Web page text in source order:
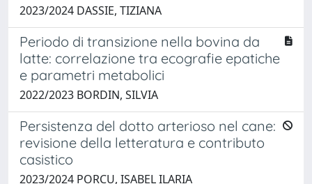
2023/2024 DASSIE, TIZIANA
Periodo di transizione nella bovina da
latte: correlazione tra ecografie epatiche
e parametri metabolici
2022/2023 BORDIN, SILVIA
Persistenza del dotto arterioso nel cane:
revisione della letteratura e contributo
casistico
2023/2024 PORCU, ISABEL ILARIA